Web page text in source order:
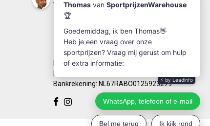
+31(0)174-641111
Kleine Woerdlaan 19
2671 CA - Naaldwijk
KvK Number: 63249286
BTW-number: NL002184030B77
Bankrekening: NL67RABO0125923279